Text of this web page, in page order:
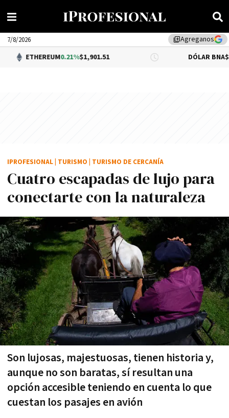
library_addAgreganos
7/8/2026
0.21%$1,901.51 DÓLAR BNA $1,520.00
Cuatro escapadas de lujo para
conectarte con la naturaleza
Son lujosas, majestuosas, tienen historia y,
aunque no son baratas, sí resultan una
opción accesible teniendo en cuenta lo que
cuestan los pasajes en avión
IPROFESIONAL TURISMO TURISMO DE CERCANÍA